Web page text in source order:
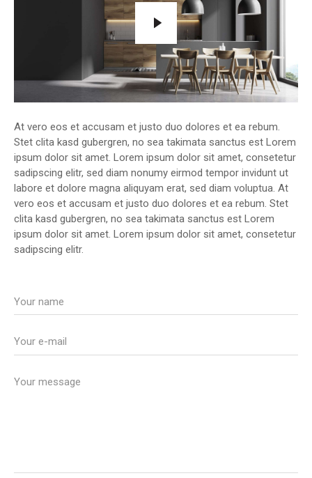
At vero eos et accusam et justo duo dolores et ea rebum.
Stet clita kasd gubergren, no sea takimata sanctus est Lorem
ipsum dolor sit amet. Lorem ipsum dolor sit amet, consetetur
sadipscing elitr, sed diam nonumy eirmod tempor invidunt ut
labore et dolore magna aliquyam erat, sed diam voluptua. At
vero eos et accusam et justo duo dolores et ea rebum. Stet
clita kasd gubergren, no sea takimata sanctus est Lorem
ipsum dolor sit amet. Lorem ipsum dolor sit amet, consetetur
sadipscing elitr.